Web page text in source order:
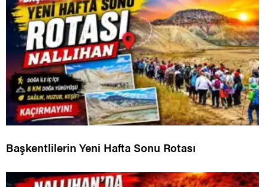
Başkentlilerin Yeni Hafta Sonu Rotası